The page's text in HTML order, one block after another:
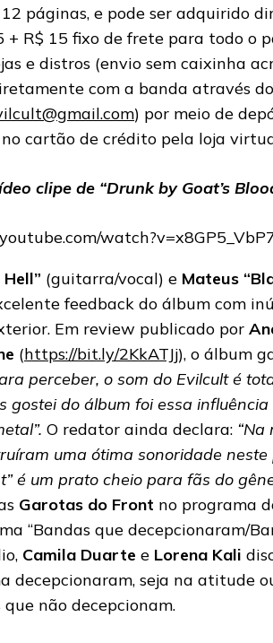
páginas, e pode ser adquirido
+ R$ 15 fixo de frete para todo o
e distros (envio sem caixinha
com a banda através
) por meio de
cartão de crédito pela loja
clipe de “Drunk by Goat’s
(guitarra/vocal) e Mateus
feedback do álbum com
Em review publicado por
(https://bit.ly/2KkATJj), o álbum
perceber, o som do Evilcult é
gostei do álbum foi essa
O redator ainda declara: “Na
uma ótima sonoridade
é um prato cheio para fãs do
Garotas do Front no programa
“Bandas que decepcionaram/
Camila Duarte e Lorena Kali
decepcionaram, seja na atitude
não decepcionam.